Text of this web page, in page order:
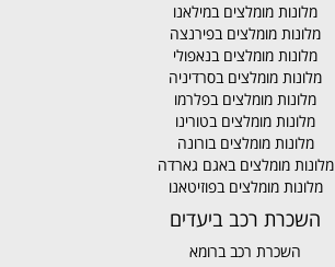
מלונות מומלצים במילאנו
מלונות מומלצים בפירנצה
מלונות מומלצים בנאפולי
מלונות מומלצים בסרדיניה
מלונות מומלצים בפלרמו
מלונות מומלצים בטורינו
מלונות מומלצים בורונה
מלונות מומלצים באגם גארדה
מלונות מומלצים בפוזיטאנו
השכרת רכב ביעדים
השכרת רכב ברומא